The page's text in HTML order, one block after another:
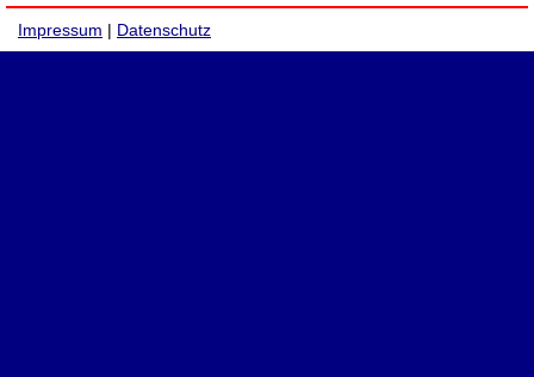
Impressum | Datenschutz